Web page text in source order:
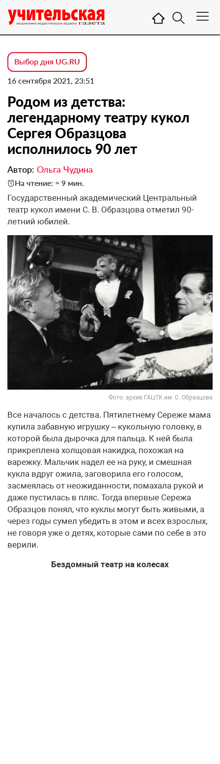
Выбор дня UG.RU
16 сентября 2021, 23:51
Родом из детства:
легендарному театру кукол
Сергея Образцова
исполнилось 90 лет
Автор: Ольга Чудина
На чтение: ≈ 9 мин.
Государственный академический Центральный
театр кукол имени С. В. Образцова отметил 90-
летний юбилей.
Фото: архив ГАЦТК им. С. Образцова
Все началось с детства. Пятилетнему Сереже мама
купила забавную игрушку – кукольную головку, в
которой была дырочка для пальца. К ней была
прикреплена холщовая накидка, похожая на
варежку. Мальчик надел ее на руку, и смешная
кукла вдруг ожила, заговорила его голосом,
засмеялась от неожиданности, помахала рукой и
даже пустилась в пляс. Тогда впервые Сережа
Образцов понял, что куклы могут быть живыми, а
через годы сумел убедить в этом и всех взрослых,
не говоря уже о детях, которые сами по себе в это
верили.
Бездомный театр на колесах